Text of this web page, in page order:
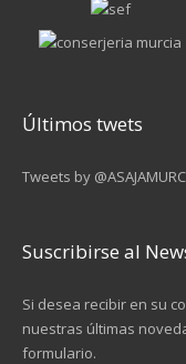
Últimos twets
Tweets by
Suscribirse al
Si desea recibir en su
nuestras últimas
formulario.